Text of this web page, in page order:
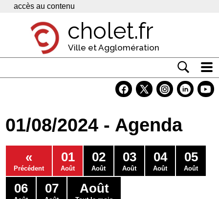
Panneau de gestion des cookies
accès au contenu
cholet.fr
Ville et Agglomération
Economie
Services
Contacts
01/08/2024 - Agenda
«
Précédent
01
Août
02
Août
03
Août
04
Août
05
Août
06 07 Août